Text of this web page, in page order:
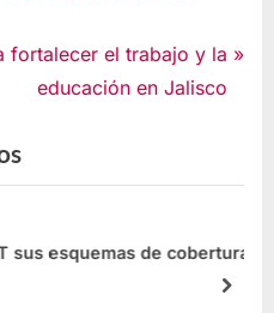
fortalecer el trabajo y la
educación en Jalisco
sus esquemas de cobertura